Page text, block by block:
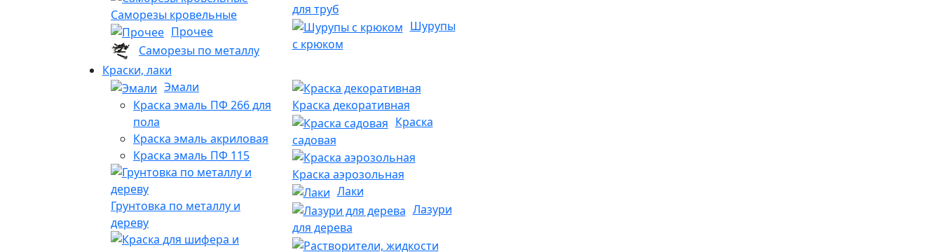
Саморезы кровельные
Прочее
Саморезы по металлу
для труб
Шурупы
с крюком
Краски, лаки
Эмали
Краска эмаль ПФ 266 для
пола
Краска эмаль акриловая
Краска эмаль ПФ 115
Грунтовка по металлу и
дереву
Краска декоративная
Краска
садовая
Краска аэрозольная
Лаки
Лазури
для дерева